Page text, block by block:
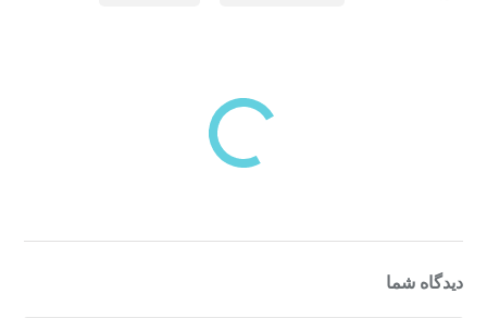
دیدگاه شما